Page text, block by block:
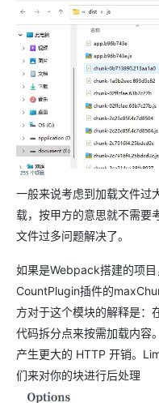
一般来说考虑到加载文件过
载，按甲方的意思就不需要
文件过多问题解决了。
如果是Webpack搭建的项
CountPlugin插件的
方对于这个模块的解释是：
代码拆分点来按需加载内容
产生更大的 HTTP 开销。
们来对你的块进行后处理